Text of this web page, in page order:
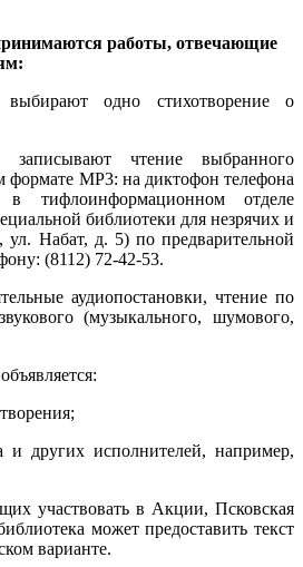
работы, отвечающие
одно стихотворение о
чтение выбранного
формате МР3: на диктофон телефона
в тифлоинформационном отделе
библиотеки для незрячих и
ул. Набат, д. 5) по предварительной
(8112) 72-42-53.
аудиопостановки, чтение по
(музыкального, шумового,
других исполнителей, например,
участвовать в Акции, Псковская
может предоставить текст
варианте.